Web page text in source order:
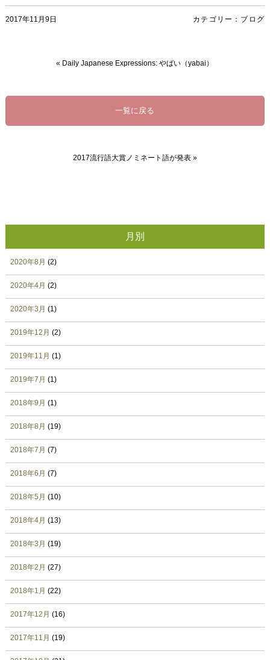
カテゴリー： ブログ
2017年11月9日
« Daily Japanese Expressions: やばい（yabai）
一覧に戻る
2017流行語大賞ノミネート語が発表»
月別
2020年8月 (2)
2020年4月 (2)
2020年3月 (1)
2019年12月 (2)
2019年11月 (1)
2019年7月 (1)
2018年9月 (1)
2018年8月 (19)
2018年7月 (7)
2018年6月 (7)
2018年5月 (10)
2018年4月 (13)
2018年3月 (19)
2018年2月 (27)
2018年1月 (22)
2017年12月 (16)
2017年11月 (19)